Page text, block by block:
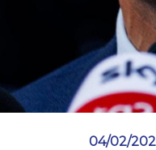
04/02/